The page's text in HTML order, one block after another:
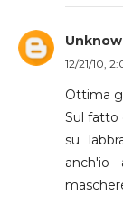
12/21/10,
Ottima
Sul fatto
su
anch'io